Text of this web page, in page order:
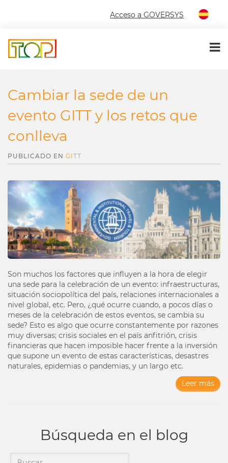
Acceso a GOVERSYS
Cambiar la sede de un
evento GITT y los retos que
conlleva
PUBLICADO EN GITT
Son muchos los factores que influyen a la hora de elegir
una sede para la celebración de un evento: infraestructuras,
situación sociopolítica del país, relaciones internacionales a
nivel global, etc. Pero, ¿qué ocurre cuando, a pocos días o
meses de la celebración de estos eventos, se cambia su
sede? Esto es algo que ocurre constantemente por razones
muy diversas; crisis sociales en el país anfitrión, crisis
financieras que hacen imposible hacer frente a la inversión
que supone un evento de estas características, desastres
naturales, epidemias o pandemias, y un largo etc.
Leer más
Búsqueda en el blog